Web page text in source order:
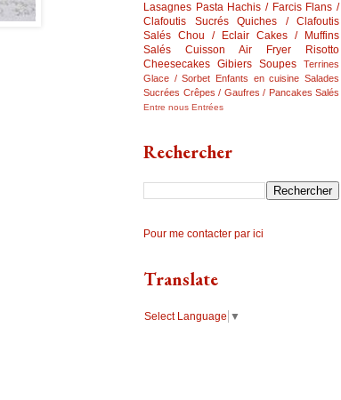
Lasagnes Pasta Hachis / Farcis Flans /
Clafoutis Sucrés
Quiches / Clafoutis
Salés Chou / Eclair Cakes / Muffins
Salés
Cuisson Air Fryer
Risotto
Cheesecakes Gibiers Soupes
Terrines
Glace / Sorbet Enfants en cuisine Salades
Sucrées Crêpes / Gaufres / Pancakes Salés
Entre nous Entrées
Rechercher
Pour me contacter par ici
Translate
Select Language ▼